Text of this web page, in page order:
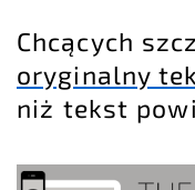
Chcących
oryginalny
niż tekst